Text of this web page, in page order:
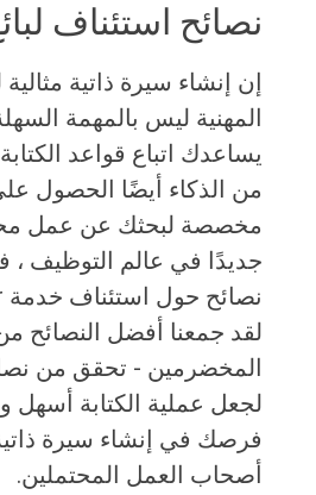
نصائح استئناف
إن إنشاء سيرة ذاتية مثالية
المهنية ليس بالمهمة
يساعدك اتباع قواعد
من الذكاء أيضًا الحصول
مخصصة لبحثك عن عمل
جديدًا في عالم التوظيف ،
نصائح حول استئناف خدمة Bookseller.
لقد جمعنا أفضل النصائح
المخضرمين - تحقق من
لجعل عملية الكتابة أسهل
فرصك في إنشاء سيرة ذاتية
أصحاب العمل المحتملين.